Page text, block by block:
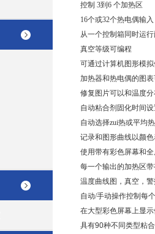
控制 3到 6 个加热区
16个或32个热电偶输入
从一个控制箱同时运
真空等级可编程
可通过计算机图形模
加热器和热电偶的图
修复图片可以和温度
自动粘合剂固化时间
自动选择zui热或平均
记录和图形曲线以颜
使用带有彩色屏幕和
每一个输出的加热区
温度曲线图，真空，
自动/手动操作控制每
在大型彩色屏幕上显
具有90种不同类型粘